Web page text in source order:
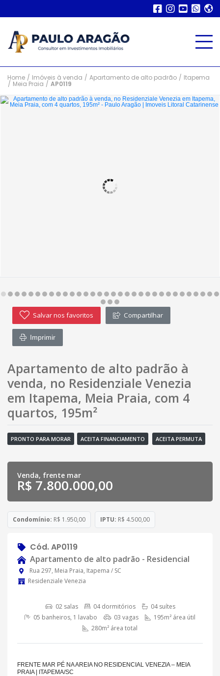
Home / Imóveis à venda / Apartamento de alto padrão / Itapema
/ Meia Praia / AP0119
Salvar nos favoritos Compartilhar
Imprimir
Apartamento de alto padrão à
venda, no Residenziale Venezia
em Itapema, Meia Praia, com 4
quartos, 195m²
PRONTO PARA MORAR ACEITA FINANCIAMENTO ACEITA PERMUTA
Venda, frente mar
R$ 7.800.000,00
Condomínio: R$ 1.950,00 IPTU: R$ 4.500,00
Cód. AP0119
Apartamento de alto padrão - Residencial
Rua 297, Meia Praia, Itapema / SC
Residenziale Venezia
02 salas 04 dormitórios
04 suítes
05 banheiros, 1 lavabo
03 vagas
195m² área útil
280m² área total
FRENTE MAR PÉ NA AREIA NO RESIDENCIAL VENEZIA – MEIA
PRAIA | ITAPEMA/SC